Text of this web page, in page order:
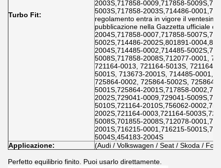
Turbo Fit:
2003S,717858-0009,717858-
5003S,717858-2003S,714486-
regolamento entra in vigore il
pubblicazione nella Gazzetta ufficiale
2004S,717858-0007,717858-
5002S,714486-2002S,801891-
2004S,714485-0002,714485-
5008S,717858-2008S,712077-0001,
721164-0013, 721164-5013S, 721164-
5001S, 713673-2001S, 714485-0001,
725864-0002, 725864-5002S, 725864-
5001S,725864-2001S,717858-
2002S,729041-0009,729041-
5010S,721164-2010S,756062-
2002S,721164-0003,721164-
5008S,701855-2008S,712078-
2001S,716215-0001,716215-
5004S,454183-2004S
Applicazione:
(Audi / Volkswagen / Seat / Skoda /
Perfetto equilibrio finito. Puoi usarlo direttamente.